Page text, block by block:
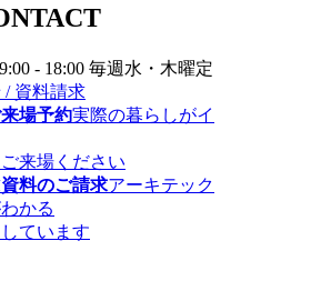
9:00 - 18:00 毎週水・木曜定
/ 資料請求
場予約実際の暮らしがイ
来場ください
資料のご請求アーキテック
かる
ています